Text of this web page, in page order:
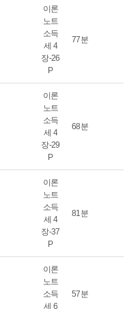
이론
노트
소득
세 4
장-26
P
77분
이론
노트
소득
세 4
장-29
P
68분
이론
노트
소득
세 4
장-37
P
81분
이론
노트
소득
세 6
57분